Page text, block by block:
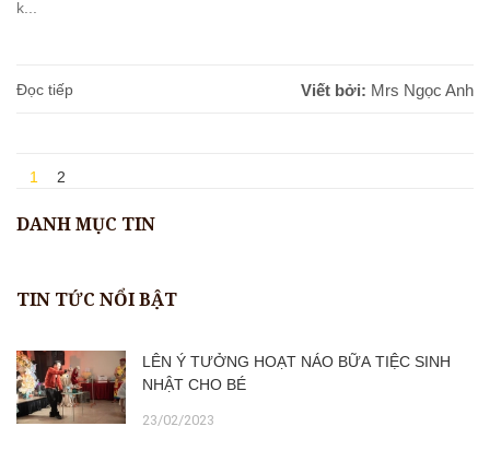
k...
Đọc tiếp Viết bởi: Mrs Ngọc Anh
1 2
DANH MỤC TIN
TIN TỨC NỔI BẬT
LÊN Ý TƯỞNG HOẠT NÁO BỮA TIỆC SINH
NHẬT CHO BÉ
23/02/2023